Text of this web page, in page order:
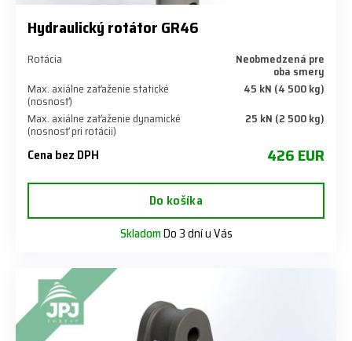
Hydraulický rotátor GR46
Rotácia Neobmedzená pre
oba smery
Max. axiálne zaťaženie statické
(nosnosť)
45 kN (4 500 kg)
Max. axiálne zaťaženie dynamické
(nosnosť pri rotácii)
25 kN (2 500 kg)
Cena bez DPH 426 EUR
Do košíka
SkladomDo 3 dní u Vás